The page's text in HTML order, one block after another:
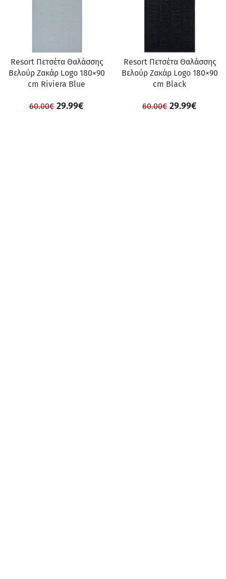
Resort Πετσέτα Θαλάσσης
Βελούρ Ζακάρ Logo 180×90
cm Riviera Blue
60.00€ 29.99€
Resort Πετσέτα Θαλάσσης
Βελούρ Ζακάρ Logo 180×90
cm Black
60.00€ 29.99€